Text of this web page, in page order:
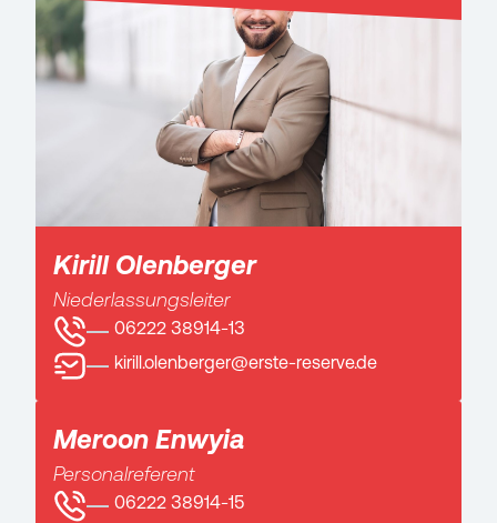
Kirill Olenberger
Niederlassungsleiter
06222 38914-13
kirill.olenberger@erste-reserve.de
Meroon Enwyia
Personalreferent
06222 38914-15